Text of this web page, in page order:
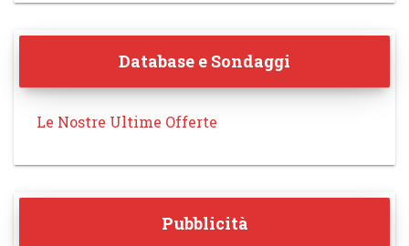
Database e Sondaggi
Le Nostre Ultime Offerte
Pubblicità